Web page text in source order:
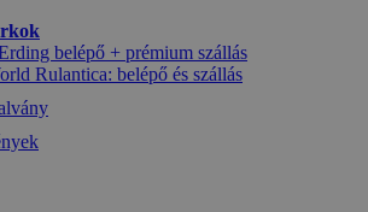
belépő + prémium szállás
Rulantica: belépő és szállás